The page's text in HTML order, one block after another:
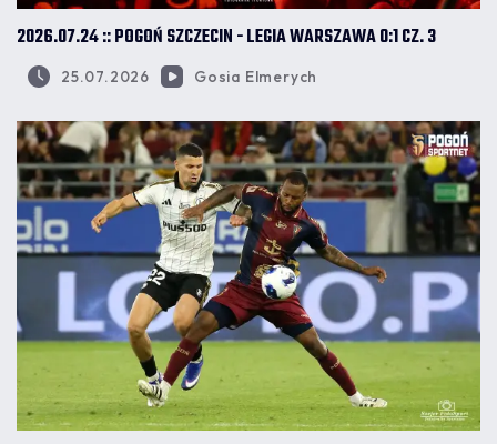
2026.07.24 :: POGOŃ SZCZECIN - LEGIA WARSZAWA 0:1 CZ. 3
25.07.2026 Gosia Elmerych